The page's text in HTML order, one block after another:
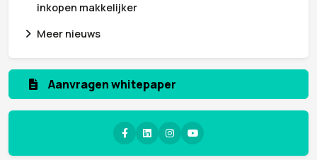
inkopen makkelijker
Meer nieuws
Aanvragen whitepaper